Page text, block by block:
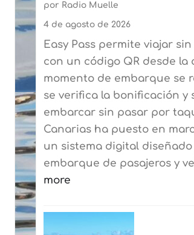
de
Vela
Latina
Canaria
de
Botes
consolidan
su
curso
de
verano
más
por Radio Muelle
4 de agosto de 2026
Easy Pass permite viajar
con un código QR desde la
momento de embarque se
se verifica la bonificación y
embarcar sin pasar por
Canarias ha puesto en
un sistema digital
embarque de pasajeros y
more
Baleària